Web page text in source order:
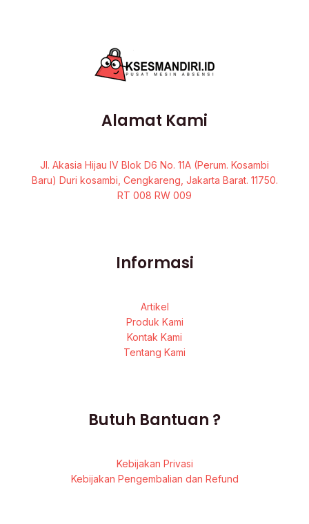
Alamat Kami
Jl. Akasia Hijau IV Blok D6 No. 11A (Perum. Kosambi
Baru) Duri kosambi, Cengkareng, Jakarta Barat. 11750.
RT 008 RW 009
Informasi
Artikel
Produk Kami
Kontak Kami
Tentang Kami
Butuh Bantuan ?
Kebijakan Privasi
Kebijakan Pengembalian dan Refund